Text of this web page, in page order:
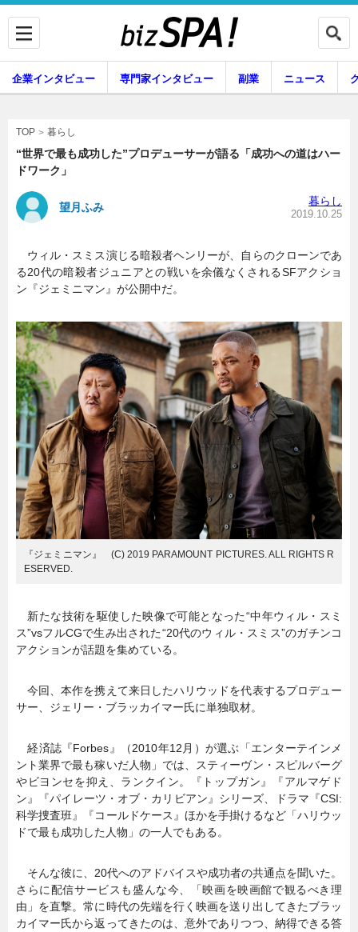
専門家インタビュー
副業 ニュース
グルメ スキル
暮らし エンタメ
連載一覧
企業インタビュー 専門家インタビュー 副業 ニュース
TOP 暮らし
“世界で最も成功した”プロデューサーが語る「成功への道はハー
ドワーク」
望月ふみ 暮らし
2019.10.25
ウィル・スミス演じる暗殺者ヘンリーが、自らのクローンであ
る20代の暗殺者ジュニアとの戦いを余儀なくされるSFアクショ
ン『ジェミニマン』が公開中だ。
『ジェミニマン』 (C) 2019 PARAMOUNT PICTURES. ALL RIGHTS R
ESERVED.
新たな技術を駆使した映像で可能となった“中年ウィル・スミ
ス”vsフルCGで生み出された“20代のウィル・スミス”のガチンコ
アクションが話題を集めている。
今回、本作を携えて来日したハリウッドを代表するプロデュー
サー、ジェリー・ブラッカイマー氏に単独取材。
経済誌『Forbes』（2010年12月）が選ぶ「エンターテインメ
ント業界で最も稼いだ人物」では、スティーヴン・スピルバーグ
やビヨンセを抑え、ランクイン。『トップガン』『アルマゲド
ン』『パイレーツ・オブ・カリビアン』シリーズ、ドラマ『CSI:
科学捜査班』『コールドケース』ほかを手掛けるなど「ハリウッ
ドで最も成功した人物」の一人でもある。
そんな彼に、20代へのアドバイスや成功者の共通点を聞いた。
さらに配信サービスも盛んな今、「映画を映画館で観るべき理
由」を直撃。常に時代の先端を行く映画を送り出してきたブラッ
カイマー氏から返ってきたのは、意外でありつつ、納得できる答